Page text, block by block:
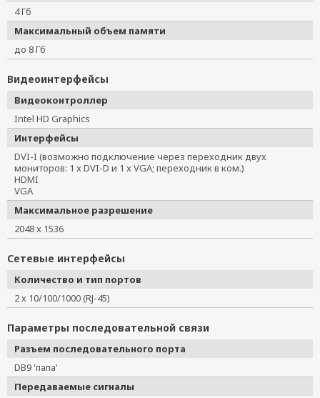
4 Гб
Максимальный объем памяти
до 8 Гб
Видеоинтерфейсы
Видеоконтроллер
Intel HD Graphics
Интерфейсы
DVI-I (возможно подключение через переходник двух
мониторов: 1 x DVI-D и 1 x VGA; переходник в ком.)
HDMI
VGA
Максимальное разрешение
2048 x 1536
Сетевые интерфейсы
Количество и тип портов
2 х 10/100/1000 (RJ-45)
Параметры последовательной связи
Разъем последовательного порта
DB9 'папа'
Передаваемые сигналы